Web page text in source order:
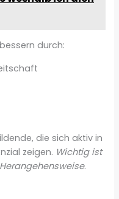
durch:
die sich aktiv in
zeigen. Wichtig ist
.